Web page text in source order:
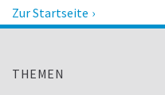
Zur Startseite
THEMEN